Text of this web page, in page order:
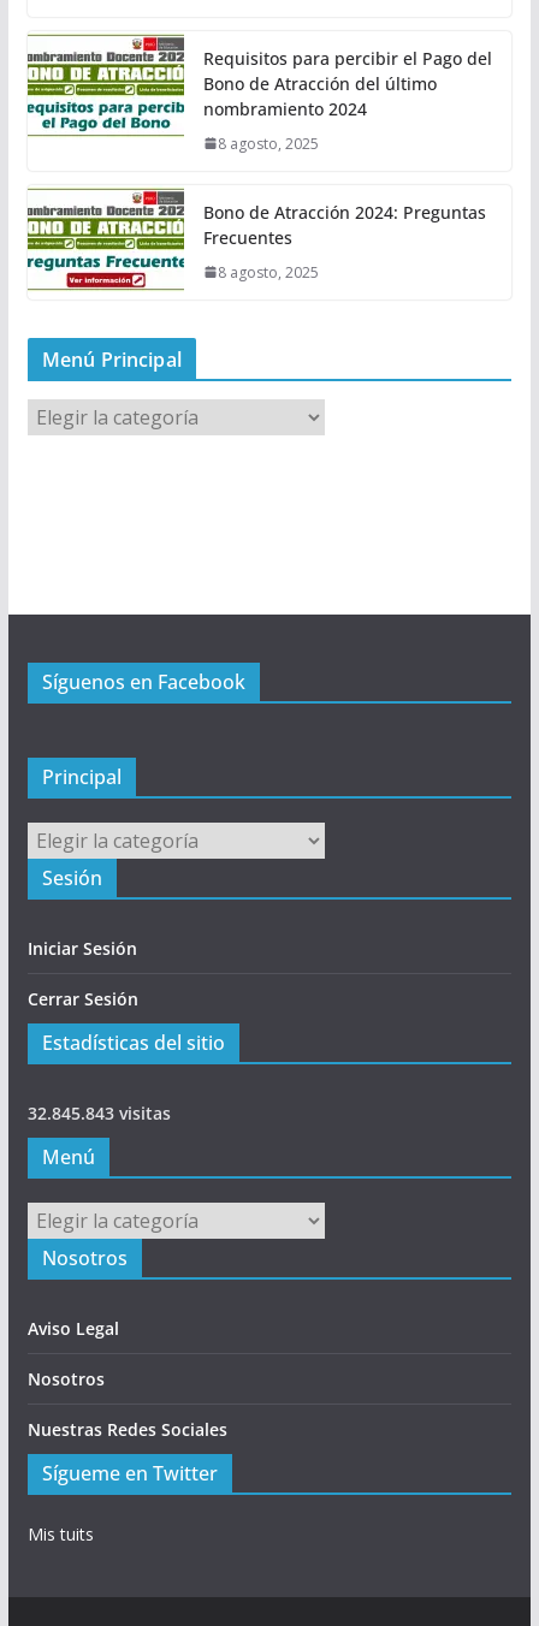
Requisitos para percibir el Pago del
Bono de Atracción del último
nombramiento 2024
8 agosto, 2025
Bono de Atracción 2024: Preguntas
Frecuentes
8 agosto, 2025
Menú Principal
M
e
Síguenos en Facebook
Principal
Principal
Sesión
Iniciar Sesión
Cerrar Sesión
Estadísticas del sitio
32.845.843 visitas
Menú
Menú
Nosotros
Aviso Legal
Nosotros
Nuestras Redes Sociales
Sígueme en Twitter
Mis tuits